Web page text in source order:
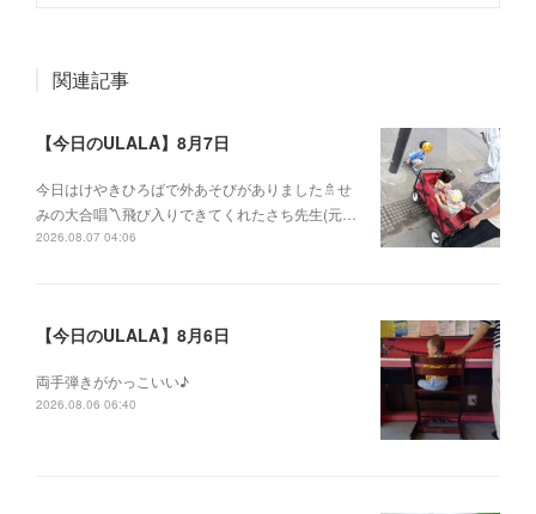
関連記事
【今日のULALA】8月7日
今日はけやきひろばで外あそびがありました🚿せ
みの大合唱〽飛び入りできてくれたさち先生(元…
2026.08.07 04:06
【今日のULALA】8月6日
両手弾きがかっこいい♪
2026.08.06 06:40